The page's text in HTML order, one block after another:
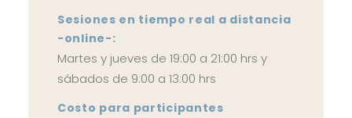
Sesiones en tiempo real a distancia
-online-:
Martes y jueves de 19:00 a 21:00 hrs y
sábados de 9:00 a 13:00 hrs
Costo para participantes